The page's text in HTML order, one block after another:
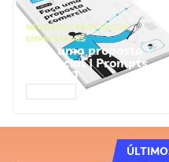
NEGÓCIOS, PROCESSOS
EMPRESARIAIS
Faça uma proposta
comercial | Prompts
ChatGPT